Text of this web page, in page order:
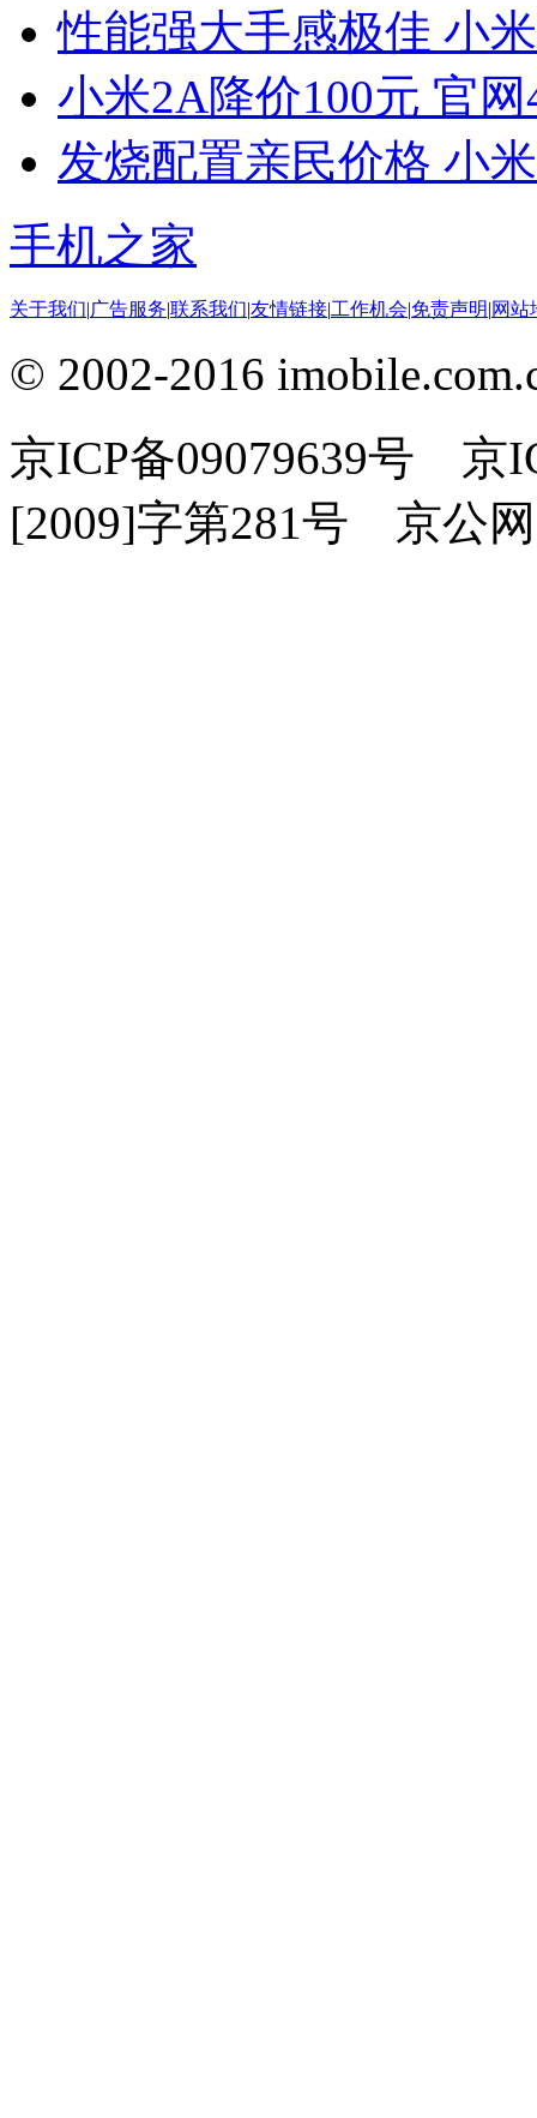
性能强大手感极佳 小
小米2A降价100元 官
发烧配置亲民价格 小
手机之家
关于我们|广告服务|联系我们|友情链接|工作机会|免责声明|网站
© 2002-2016
京ICP备09079639号 京
[2009]字第281号 京公网